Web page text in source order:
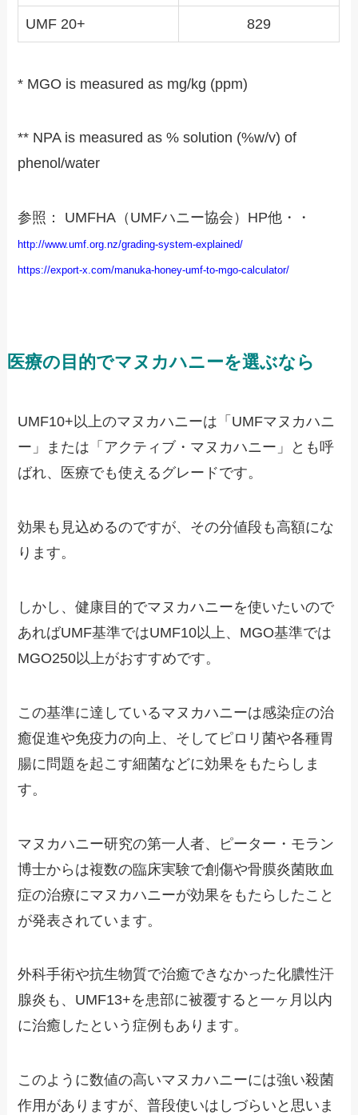
UMF 20+ 829
* MGO is measured as mg/kg (ppm)
** NPA is measured as % solution (%w/v) of
phenol/water
参照： UMFHA（UMFハニー協会）HP他・・
http://www.umf.org.nz/grading-system-explained/
https://export-x.com/manuka-honey-umf-to-mgo-calculator/
医療の目的でマヌカハニーを選ぶなら
UMF10+以上のマヌカハニーは「UMFマヌカハニ
ー」または「アクティブ・マヌカハニー」とも呼
ばれ、医療でも使えるグレードです。
効果も見込めるのですが、その分値段も高額にな
ります。
しかし、健康目的でマヌカハニーを使いたいので
あればUMF基準ではUMF10以上、MGO基準では
MGO250以上がおすすめです。
この基準に達しているマヌカハニーは感染症の治
癒促進や免疫力の向上、そしてピロリ菌や各種胃
腸に問題を起こす細菌などに効果をもたらしま
す。
マヌカハニー研究の第一人者、ピーター・モラン
博士からは複数の臨床実験で創傷や骨膜炎菌敗血
症の治療にマヌカハニーが効果をもたらしたこと
が発表されています。
外科手術や抗生物質で治癒できなかった化膿性汗
腺炎も、UMF13+を患部に被覆すると一ヶ月以内
に治癒したという症例もあります。
このように数値の高いマヌカハニーには強い殺菌
作用がありますが、普段使いはしづらいと思いま